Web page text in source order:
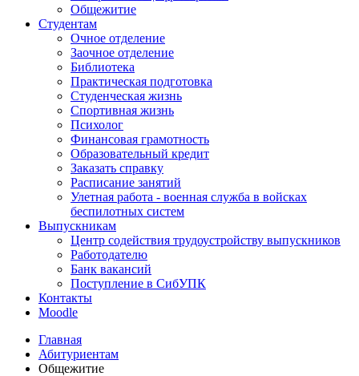
Общежитие
Студентам
Очное отделение
Заочное отделение
Библиотека
Практическая подготовка
Студенческая жизнь
Спортивная жизнь
Психолог
Финансовая грамотность
Образовательный кредит
Заказать справку
Расписание занятий
Улетная работа - военная служба в войсках
беспилотных систем
Выпускникам
Центр содействия трудоустройству выпускников
Работодателю
Банк вакансий
Поступление в СибУПК
Контакты
Moodle
Главная
Абитуриентам
Общежитие